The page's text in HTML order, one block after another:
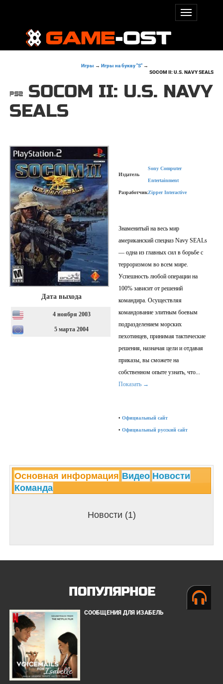
Игры → Игры на букву "S"→
SOCOM II: U.S. NAVY SEALS
SOCOM II: U.S. NAVY
SEALS
Дата выхода
4 ноября 2003
5 марта 2004
Издатель
Sony Computer
Entertainment
РазработчикZipper Interactive
Знаменитый на весь мир
американский спецназ Navy SEALs
— одна из главных сил в борьбе с
терроризмом во всем мире.
Успешность любой операции на
100% зависит от решений
командира. Осуществляя
командование элитным боевым
подразделением морских
пехотинцев, принимая тактические
решения, назначая цели и отдавая
приказы, вы сможете на
собственном опыте узнать, что...
Показать →
•Официальный сайт
•Официальный русский сайт
Основная информация Видео Новости
Команда
Новости (1)
ПОПУЛЯРНОЕ
СООБЩЕНИЯ ДЛЯ ИЗАБЕЛЬ